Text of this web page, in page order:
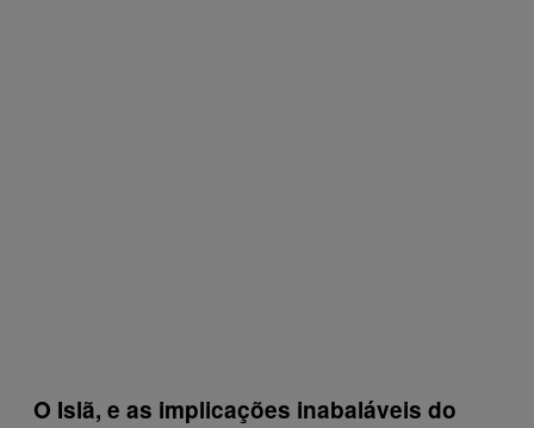
O Islã, e as implicações inabaláveis do